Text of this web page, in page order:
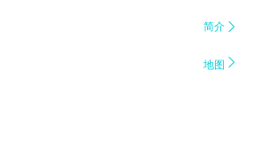
简介 
地图 